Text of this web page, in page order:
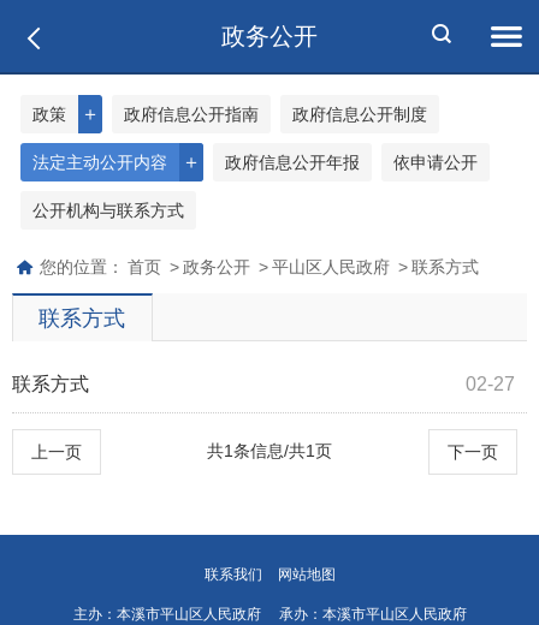
政务公开
＋
政策 政府信息公开指南 政府信息公开制度
＋
法定主动公开内容 政府信息公开年报 依申请公开
公开机构与联系方式
您的位置： 首页 > 政务公开 > 平山区人民政府 > 联系方式
联系方式
02-27
联系方式
上一页 下一页
共1条信息/共1页
联系我们 网站地图
主办：本溪市平山区人民政府 承办：本溪市平山区人民政府